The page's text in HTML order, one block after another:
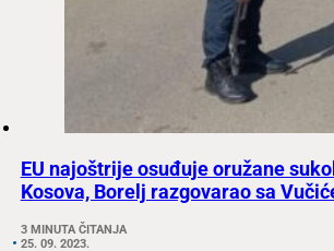
EU najoštrije osuđuje oružane
Kosova, Borelj razgovarao sa
3 MINUTA ČITANJA
25. 09. 2023.